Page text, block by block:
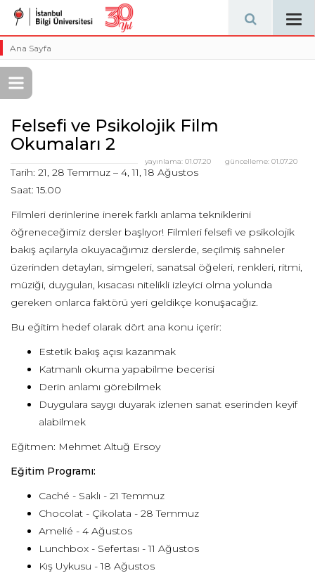
Ana Sayfa
Felsefi ve Psikolojik Film
Okumaları 2
güncelleme: 01.07.20
yayınlama: 01.07.20
Tarih: 21, 28 Temmuz – 4, 11, 18 Ağustos
Saat: 15.00
Filmleri derinlerine inerek farklı anlama tekniklerini
öğreneceğimiz dersler başlıyor! Filmleri felsefi ve psikolojik
bakış açılarıyla okuyacağımız derslerde, seçilmiş sahneler
üzerinden detayları, simgeleri, sanatsal öğeleri, renkleri, ritmi,
müziği, duyguları, kısacası nitelikli izleyici olma yolunda
gereken onlarca faktörü yeri geldikçe konuşacağız.
Bu eğitim hedef olarak dört ana konu içerir:
Estetik bakış açısı kazanmak
Katmanlı okuma yapabilme becerisi
Derin anlamı görebilmek
Duygulara saygı duyarak izlenen sanat eserinden keyif
alabilmek
Eğitmen: Mehmet Altuğ Ersoy
Eğitim Programı:
Caché - Saklı - 21 Temmuz
Chocolat - Çikolata - 28 Temmuz
Amelié - 4 Ağustos
Lunchbox - Sefertası - 11 Ağustos
Kış Uykusu - 18 Ağustos